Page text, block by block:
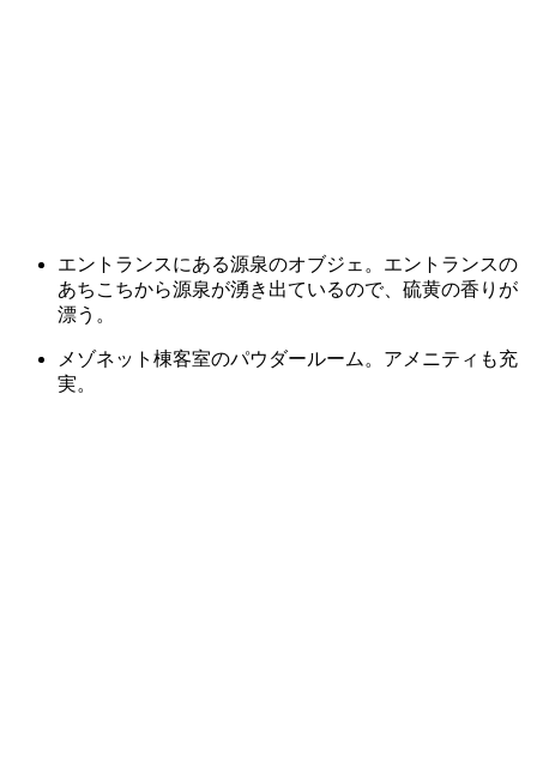
エントランスにある源泉のオブジェ。エントランスの
あちこちから源泉が湧き出ているので、硫黄の香りが
漂う。
メゾネット棟客室のパウダールーム。アメニティも充
実。